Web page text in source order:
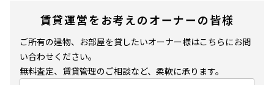
賃貸運営をお考えのオーナーの皆様
ご所有の建物、お部屋を貸したいオーナー様はこちらにお問
い合わせください。
無料査定、賃貸管理のご相談など、柔軟に承ります。